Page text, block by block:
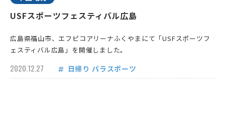
USFスポーツフェスティバル広島
広島県福山市、エフピコアリーナふくやまにて「USFスポーツフ
ェスティバル広島」を開催しました。
2020.12.27 日帰り パラスポーツ